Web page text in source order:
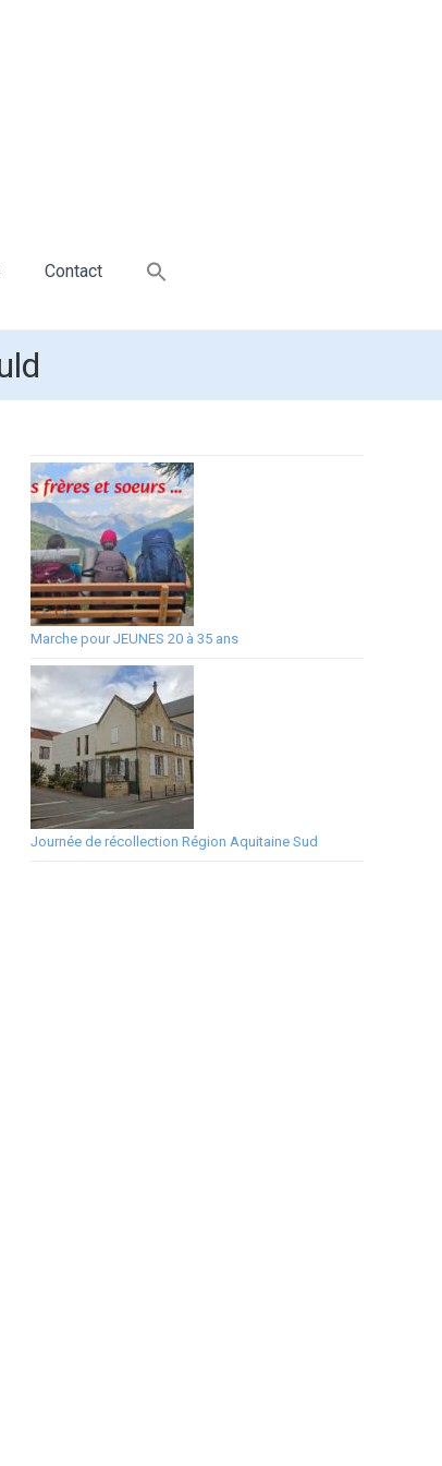
Contact
Marche pour JEUNES 20 à 35 ans
Journée de récollection Région Aquitaine Sud